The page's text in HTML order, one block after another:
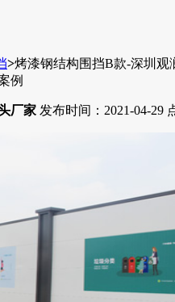
>烤漆钢结构围挡B款-深圳观
例
厂家 发布时间：2021-04-29